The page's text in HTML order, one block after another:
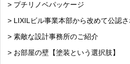
> プチリノベパッケージ
> LIXILビル事業本部から改めて公認さ
> 素敵な設計事務所のご紹介
> お部屋の壁【塗装という選択肢】